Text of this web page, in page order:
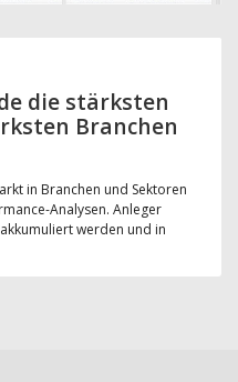
die stärksten
Branchen
in Branchen und Sektoren
Analysen. Anleger
werden und in